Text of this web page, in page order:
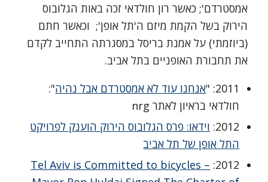
אמסטרדם'; כאשר רון חולדאי זכה באות הגלובוס
הירוק בשל הקמת מיזם ה'תל אופן'; וכאשר חתם
(ביוזמתי) על אמנת בריסל במסגרתה התחייב לקדם
את תחבורת האופניים בתל אביב.
2011
: "אנחנו עוד לא אמסטרדם אבל נהיה":
חולדאי בראיון לאתר nrg
2012
: וידאו: פרס הגלובוס הירוק הוענק לפרויקט
התל אופן של תל אביב
2012
:
Tel Aviv is Committed to bicycles –